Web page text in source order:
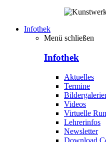
Infothek
Menü schließen
Infothek
Aktuelles
Termine
Videos
Virtuelle
Lehrerinfos
Newsletter
Download